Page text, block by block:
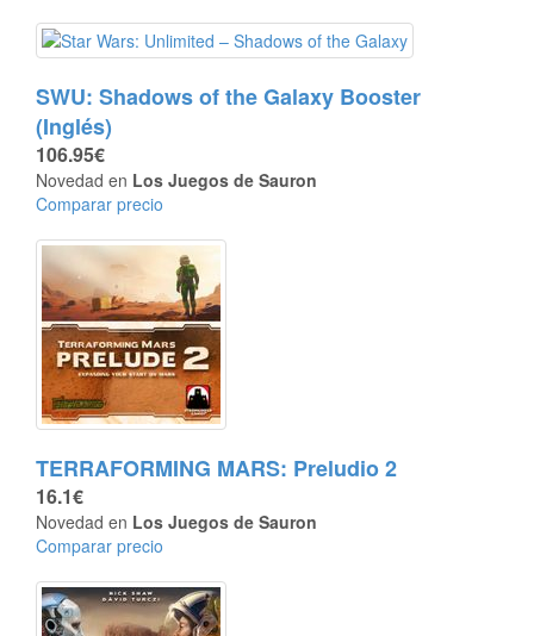
SWU: Shadows of the Galaxy Booster
(Inglés)
106.95€
Novedad en Los Juegos de Sauron
Comparar precio
TERRAFORMING MARS: Preludio 2
16.1€
Novedad en Los Juegos de Sauron
Comparar precio